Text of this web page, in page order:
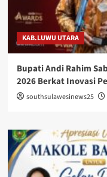
KAB.LUWU UTARA
Bupati Andi Rahim
2026 Berkat Inovasi
southsulawesinews25